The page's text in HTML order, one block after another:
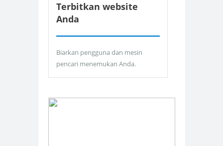
Terbitkan website
Anda
Biarkan pengguna dan mesin
pencari menemukan Anda.